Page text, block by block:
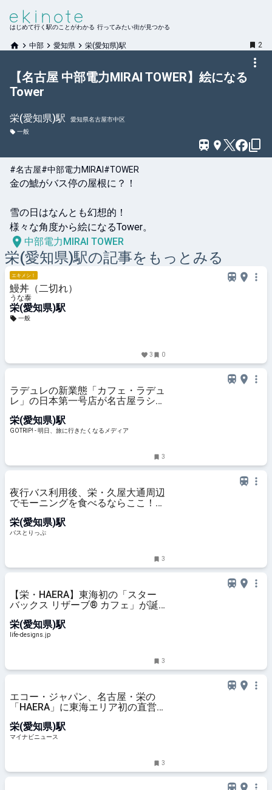
はじめて行く駅のことがわかる 行ってみたい街が見つかる
中部 愛知県 栄(愛知県)駅 2
【名古屋 中部電力MIRAI TOWER】絵になる
Tower
栄(愛知県)駅
愛知県名古屋市中区
一般
#名古屋#中部電力MIRAI #TOWER
金の鯱がバス停の屋根に？！
雪の日はなんとも幻想的！
様々な角度から絵になるTower。
中部電力MIRAI TOWER
栄(愛知県)駅の記事をもっとみる
エキメシ！
鰻丼（二切れ）
うな泰
栄(愛知県)駅
一般
3 0
ラデュレの新業態「カフェ・ラデュ
レ」の日本第一号店が名古屋ラシッ
栄(愛知県)駅
GOTRIP! - 明日、旅に行きたくなるメディア
3
夜行バス利用後、栄・久屋大通周辺
でモーニングを食べるならここ！
ったカフェを紹介
栄(愛知県)駅
バスとりっぷ
3
【栄・HAERA】東海初の「スター
バックス リザーブ® カフェ」が誕
スタイル”も体験してきました｜名
古屋 中区栄のカフェ・喫茶店＞コ
フデザインズ）｜東海の暮らしのウ
ェブマガジン
栄(愛知県)駅
life-designs.jp
3
エコー・ジャパン、名古屋・栄の
「HAERA」に東海エリア初の直営
栄(愛知県)駅
マイナビニュース
3